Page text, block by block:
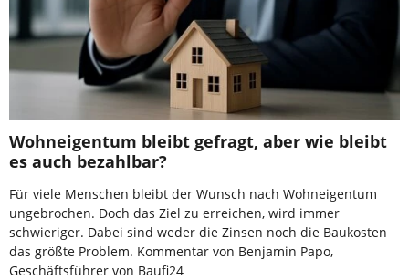
Wohneigentum bleibt gefragt, aber wie bleibt
es auch bezahlbar?
Für viele Menschen bleibt der Wunsch nach Wohneigentum
ungebrochen. Doch das Ziel zu erreichen, wird immer
schwieriger. Dabei sind weder die Zinsen noch die Baukosten
das größte Problem. Kommentar von Benjamin Papo,
Geschäftsführer von Baufi24